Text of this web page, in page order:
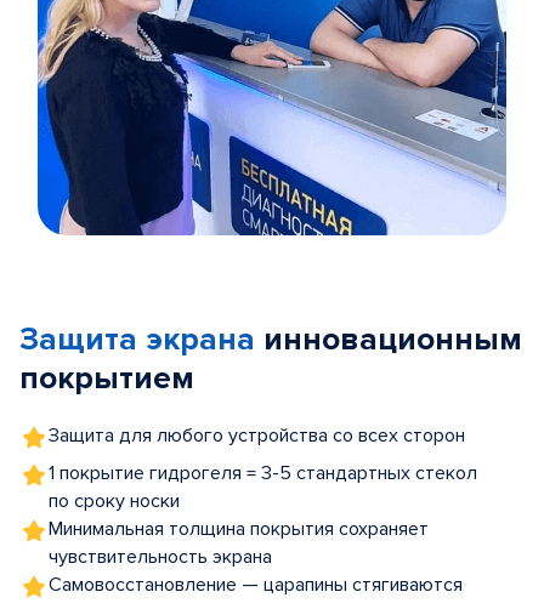
5
Защита экрана инновационным
покрытием
Защита для любого устройства со всех сторон
1 покрытие гидрогеля = 3-5 стандартных стекол
по сроку носки
Минимальная толщина покрытия сохраняет
чувствительность экрана
Самовосстановление — царапины стягиваются